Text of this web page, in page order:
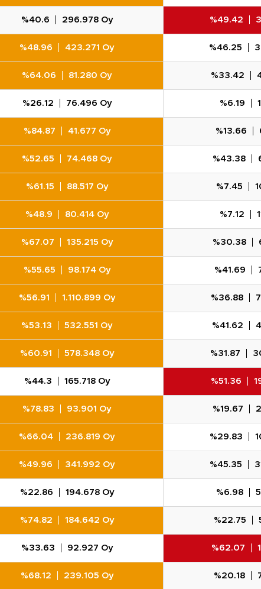
%40.6 296.978 Oy %49.42
%48.96 423.271 Oy %46.25
%64.06 81.280 Oy %33.42
%26.12 76.496 Oy %6.19
%84.87 41.677 Oy %13.66
%52.65 74.468 Oy %43.38
%61.15 88.517 Oy %7.45
%48.9 80.414 Oy %7.12
%67.07 135.215 Oy %30.38
%55.65 98.174 Oy %41.69
%56.91 1.110.899 Oy %36.88
%53.13 532.551 Oy %41.62
%60.91 578.348 Oy %31.87
%44.3 165.718 Oy %51.36
%78.83 93.901 Oy %19.67
%66.04 236.819 Oy %29.83
%49.96 341.992 Oy %45.35
%22.86 194.678 Oy %6.98
%74.82 184.642 Oy %22.75
%33.63 92.927 Oy %62.07
%68.12 239.105 Oy %20.18